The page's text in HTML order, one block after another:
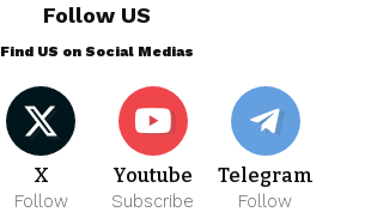
Follow US
Find US on Social Medias
X
Follow
Youtube
Subscribe
Telegram
Follow